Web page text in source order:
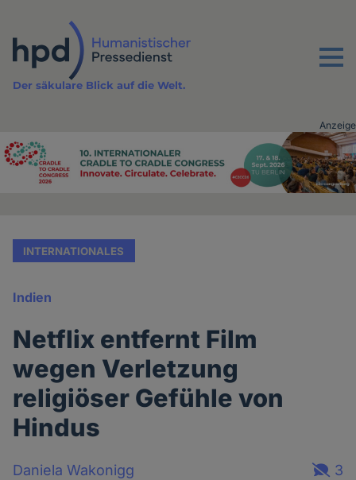
Inhalt
Menu
Der säkulare Blick auf die Welt.
Advertising
Anzeige
INTERNATIONALES
Indien
Netflix entfernt Film
wegen Verletzung
religiöser Gefühle von
Hindus
Daniela Wakonigg
3